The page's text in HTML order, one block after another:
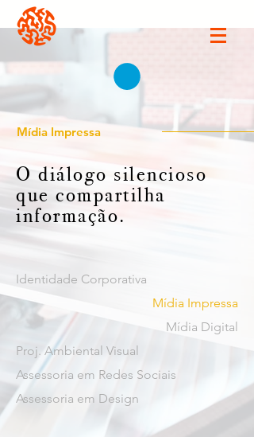
Mídia Impressa
O diálogo silencioso
que compartilha
informação.
Assessoria em Design
Assessoria em Redes Sociais
Proj. Ambiental Visual
Mídia Digital
Mídia Impressa
Identidade Corporativa